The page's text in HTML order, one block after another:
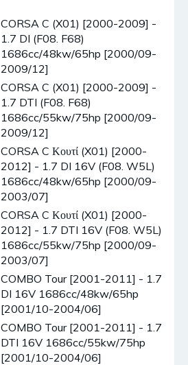
CORSA C (X01) [2000-2009] -
1.7 DI (F08. F68)
1686cc/48kw/65hp [2000/09-
2009/12]
CORSA C (X01) [2000-2009] -
1.7 DTI (F08. F68)
1686cc/55kw/75hp [2000/09-
2009/12]
CORSA C Κουτί (X01) [2000-
2012] - 1.7 DI 16V (F08. W5L)
1686cc/48kw/65hp [2000/09-
2003/07]
CORSA C Κουτί (X01) [2000-
2012] - 1.7 DTI 16V (F08. W5L)
1686cc/55kw/75hp [2000/09-
2003/07]
COMBO Tour [2001-2011] - 1.7
DI 16V 1686cc/48kw/65hp
[2001/10-2004/06]
COMBO Tour [2001-2011] - 1.7
DTI 16V 1686cc/55kw/75hp
[2001/10-2004/06]